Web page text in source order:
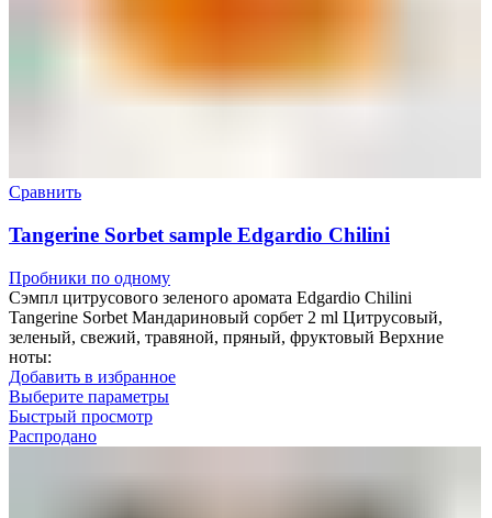
Сравнить
Tangerine Sorbet sample Edgardio Chilini
Пробники по одному
Сэмпл цитрусового зеленого аромата Edgardio Chilini
Tangerine Sorbet Мандариновый сорбет 2 ml Цитрусовый,
зеленый, свежий, травяной, пряный, фруктовый Верхние
ноты:
Добавить в избранное
Выберите параметры
Быстрый просмотр
Распродано